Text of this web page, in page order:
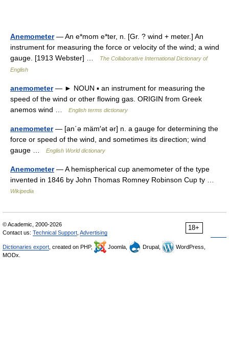
Anemometer— An e*mom e*ter, n. [Gr. ? wind + meter.] An
instrument for measuring the force or velocity of the wind; a wind
gauge. [1913 Webster] …
The Collaborative International Dictionary of
English
anemometer— ► NOUN ▪ an instrument for measuring the
speed of the wind or other flowing gas. ORIGIN from Greek
anemos wind …
English terms dictionary
anemometer— [an΄ə mäm′ət ər] n. a gauge for determining the
force or speed of the wind, and sometimes its direction; wind
gauge …
English World dictionary
Anemometer— A hemispherical cup anemometer of the type
invented in 1846 by John Thomas Romney Robinson Cup ty …
Wikipedia
18+
© Academic, 2000-2026
Contact us: Technical Support Advertising
Dictionaries export , created on PHP, Joomla, Drupal,
WordPress,
MODx.